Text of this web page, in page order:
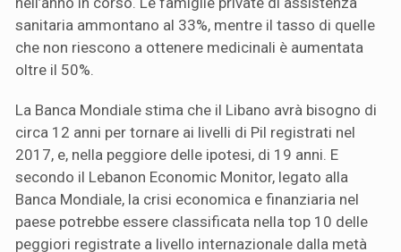
sanitaria ammontano al 33%, mentre il tasso di quelle
che non riescono a ottenere medicinali è aumentata
oltre il 50%.
La Banca Mondiale stima che il Libano avrà bisogno di
circa 12 anni per tornare ai livelli di Pil registrati nel
2017, e, nella peggiore delle ipotesi, di 19 anni. E
secondo il Lebanon Economic Monitor, legato alla
Banca Mondiale, la crisi economica e finanziaria nel
paese potrebbe essere classificata nella top 10 delle
peggiori registrate a livello internazionale dalla metà